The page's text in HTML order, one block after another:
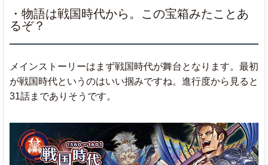
・物語は戦国時代から。この宝箱みたことあ
るぞ？
メインストーリーはまず戦国時代が舞台となります。最初
が戦国時代というのはいい掴みですね。進行度から見ると
31話までありそうです。